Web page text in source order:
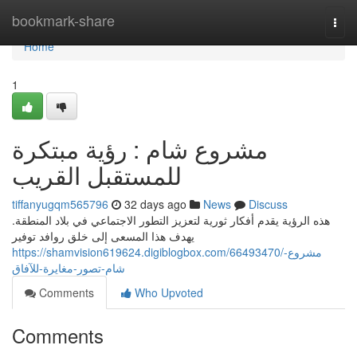
bookmark-share
Home
Home
1
مشروع شام : رؤية مبتكرة
للمستقبل القريب
tiffanyugqm565796 32 days ago News
Discuss
هذه الرؤية يقدم أفكار ثورية لتعزيز التطور الاجتماعي في بلاد المنطقة.
يهدف هذا المسعى إلى خلق روافد توفير
https://shamvision619624.digiblogbox.com/66493470/مشروع-
شام-تصور-مغايرة-للآفاق
Comments
Who Upvoted
Comments